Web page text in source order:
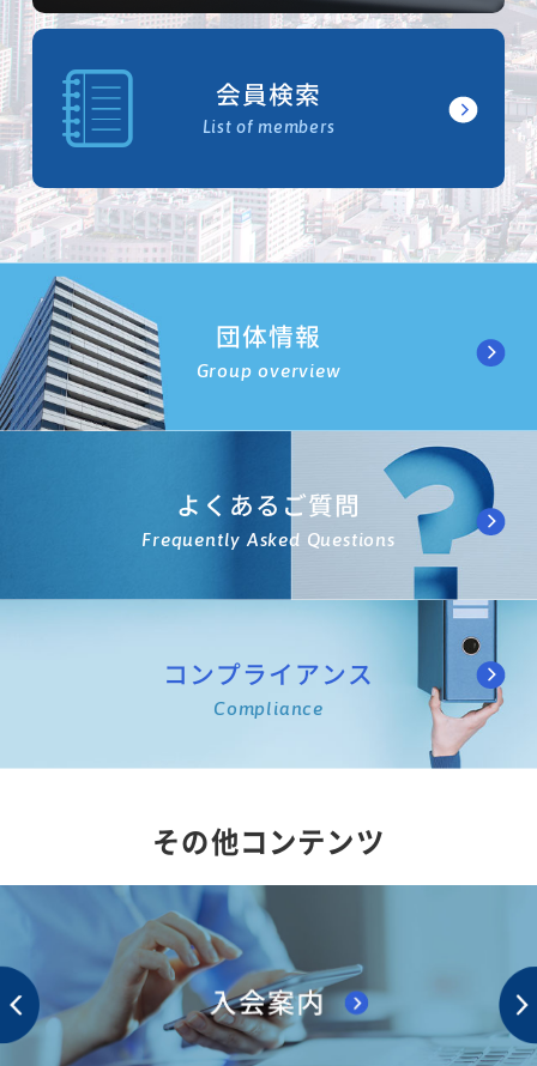
会員検索
List of members
団体情報
Group overview
よくあるご質問
Frequently Asked Questions
コンプライアンス
Compliance
その他コンテンツ